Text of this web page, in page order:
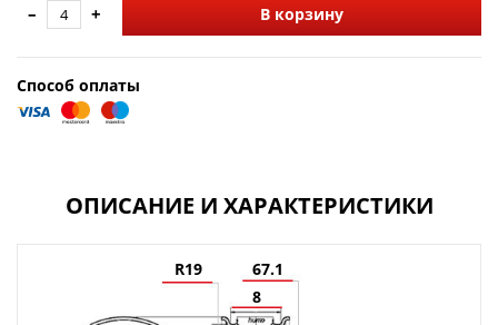
– + В корзину
Способ оплаты
ОПИСАНИЕ И ХАРАКТЕРИСТИКИ
R19
67.1
8